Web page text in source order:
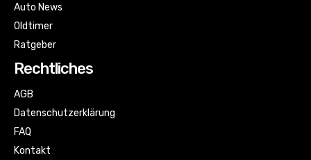
Auto News
Oldtimer
Ratgeber
Rechtliches
AGB
Datenschutzerklärung
FAQ
Kontakt